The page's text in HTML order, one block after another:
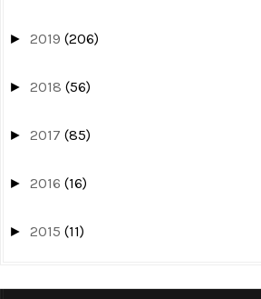
► 2019 (206)
► 2018 (56)
► 2017 (85)
► 2016 (16)
► 2015 (11)